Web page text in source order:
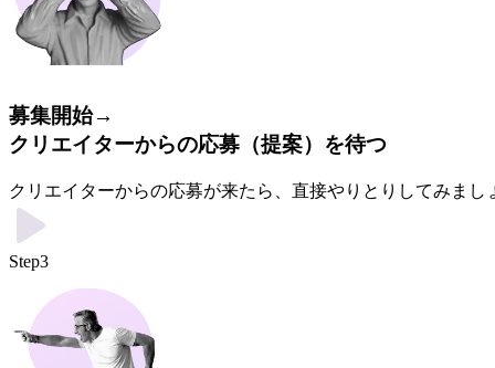
募集開始→
クリエイターからの応募（提案）を待つ
クリエイターからの応募が来たら、直接やりとりしてみまし
Step3